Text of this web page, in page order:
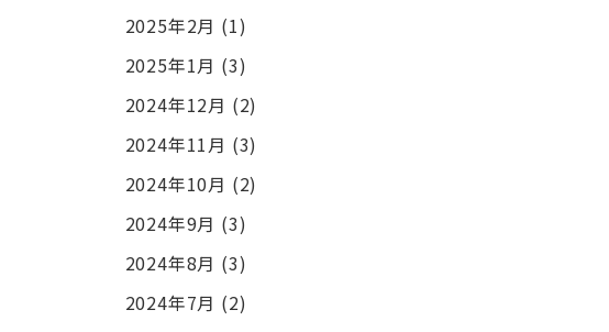
2025年2月 (1)
2025年1月 (3)
2024年12月 (2)
2024年11月 (3)
2024年10月 (2)
2024年9月 (3)
2024年8月 (3)
2024年7月 (2)